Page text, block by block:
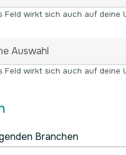
Feld wirkt sich auch auf deine
Feld wirkt sich auch auf deine
Branchen